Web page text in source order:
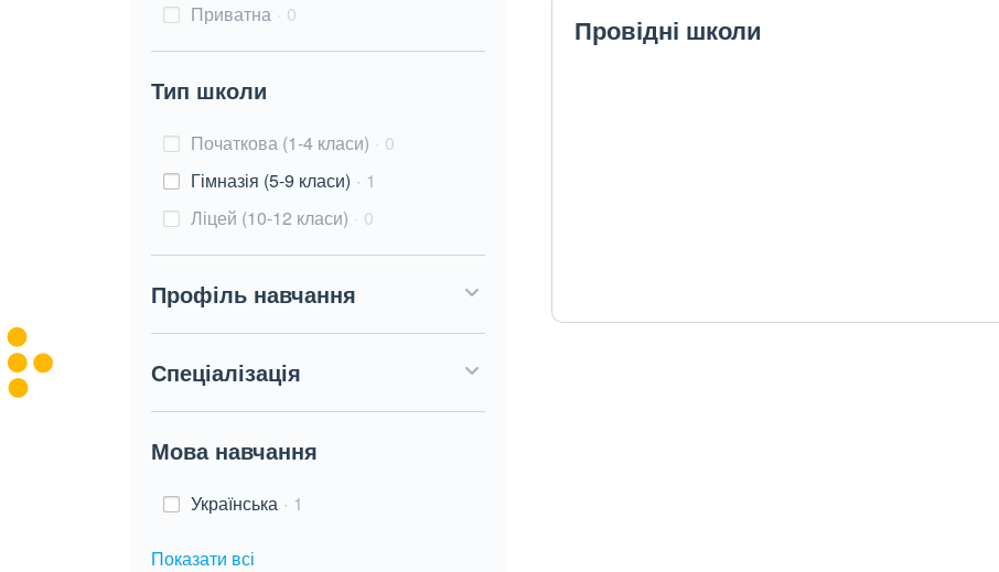
Приватна
0
Тип школи
Початкова (1-4 класи)
0
Гімназія (5-9 класи)
1
Ліцей (10-12 класи)
0
Профіль навчання
Спеціалізація
Мова навчання
Українська 1
Показати всі
Провідні школи